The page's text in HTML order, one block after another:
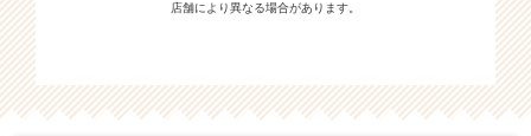
店舗により異なる場合があります。